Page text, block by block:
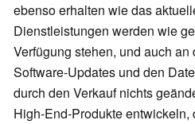
ebenso erhalten wie das
Dienstleistungen werden wie
Verfügung stehen, und auch an
Software-Updates und den
durch den Verkauf nichts
High-End-Produkte entwickeln,